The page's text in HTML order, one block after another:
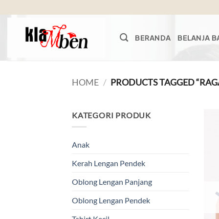
content
BERANDA BELANJA
HOME / PRODUCTS TAGGED
KATEGORI PRODUK
Anak
Kerah Lengan Pendek
Oblong Lengan Panjang
Oblong Lengan Pendek